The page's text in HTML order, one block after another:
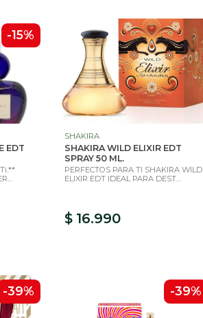
-15%
EDT
SHAKIRA
SHAKIRA WILD ELIXIR EDT
SPRAY 50 ML.
PERFECTOS PARA TI SHAKIRA WILD
ELIXIR EDT IDEAL PARA DEST...
$ 16.990
-39% -39%